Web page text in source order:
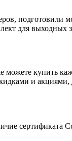
подготовили
для выходных
можете купить
и
сертификата